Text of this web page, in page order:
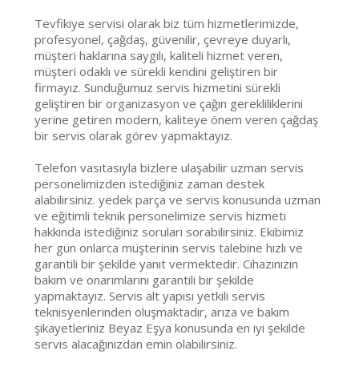
Tevfikiye servisi olarak biz tüm hizmetlerimizde,
profesyonel, çağdaş, güvenilir, çevreye duyarlı,
müşteri haklarına saygılı, kaliteli hizmet veren,
müşteri odaklı ve sürekli kendini geliştiren bir
firmayız. Sunduğumuz servis hizmetini sürekli
geliştiren bir organizasyon ve çağın gerekliliklerini
yerine getiren modern, kaliteye önem veren çağdaş
bir servis olarak görev yapmaktayız.
Telefon vasıtasıyla bizlere ulaşabilir uzman servis
personelimizden istediğiniz zaman destek
alabilirsiniz. yedek parça ve servis konusunda uzman
ve eğitimli teknik personelimize servis hizmeti
hakkında istediğiniz soruları sorabilirsiniz. Ekibimiz
her gün onlarca müşterinin servis talebine hızlı ve
garantili bir şekilde yanıt vermektedir. Cihazınızın
bakım ve onarımlarını garantili bir şekilde
yapmaktayız. Servis alt yapısı yetkili servis
teknisyenlerinden oluşmaktadır, arıza ve bakım
şikayetleriniz Beyaz Eşya konusunda en iyi şekilde
servis alacağınızdan emin olabilirsiniz.